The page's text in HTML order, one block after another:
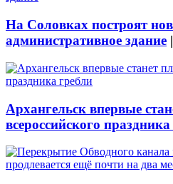
На Соловках построят
административное здание |
Архангельск впервые
всероссийского